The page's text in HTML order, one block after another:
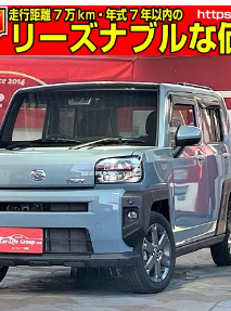
車種で探す
メーカーで探す 〜19,999円
20,000円〜29,999円
30,000円〜39,999円
40,000円〜49,999円
50,000円〜